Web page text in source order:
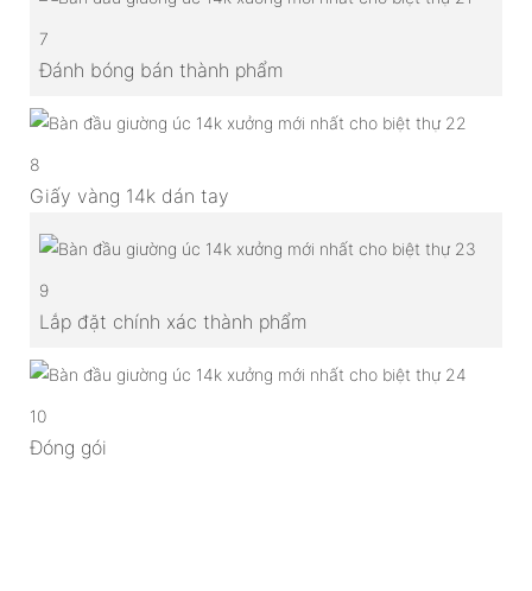
7
Đánh bóng bán thành phẩm
8
Giấy vàng 14k dán tay
9
Lắp đặt chính xác thành phẩm
10
Đóng gói